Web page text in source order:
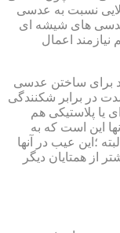
نسبت به عدسی
عدسی های شیشه ای
اعمال
برای ساختن عدسی
در برابر شکنندگی
یا پلاستیکی هم
این است که به
؛این عیب در آنها
از همتایان دیگر